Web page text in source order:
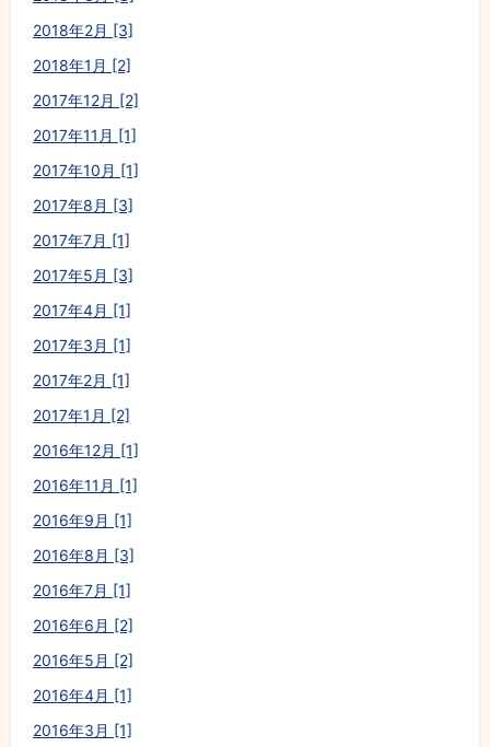
2018年2月 [3]
2018年1月 [2]
2017年12月 [2]
2017年11月 [1]
2017年10月 [1]
2017年8月 [3]
2017年7月 [1]
2017年5月 [3]
2017年4月 [1]
2017年3月 [1]
2017年2月 [1]
2017年1月 [2]
2016年12月 [1]
2016年11月 [1]
2016年9月 [1]
2016年8月 [3]
2016年7月 [1]
2016年6月 [2]
2016年5月 [2]
2016年4月 [1]
2016年3月 [1]